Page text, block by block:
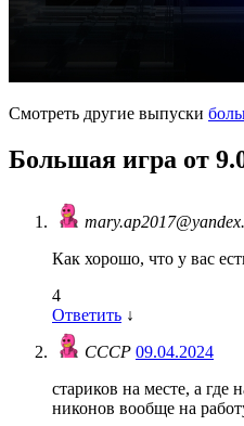
Смотреть другие выпуски
Большая игра от
Как хорошо, что у вас
4
Ответить ↓
СССР 09.04.2024
стариков на месте, а где
никонов вообще на